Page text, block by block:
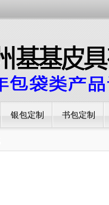
银包定制 书包定制